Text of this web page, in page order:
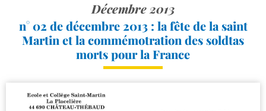
Décembre 2013
n° 02 de décembre 2013 : la fête de la saint
Martin et la commémotration des soldtas
morts pour la France